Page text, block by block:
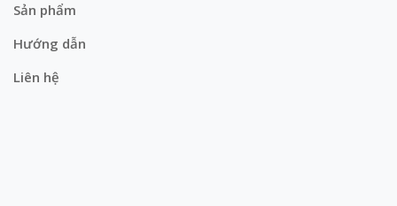
Sản phẩm
Hướng dẫn
Liên hệ